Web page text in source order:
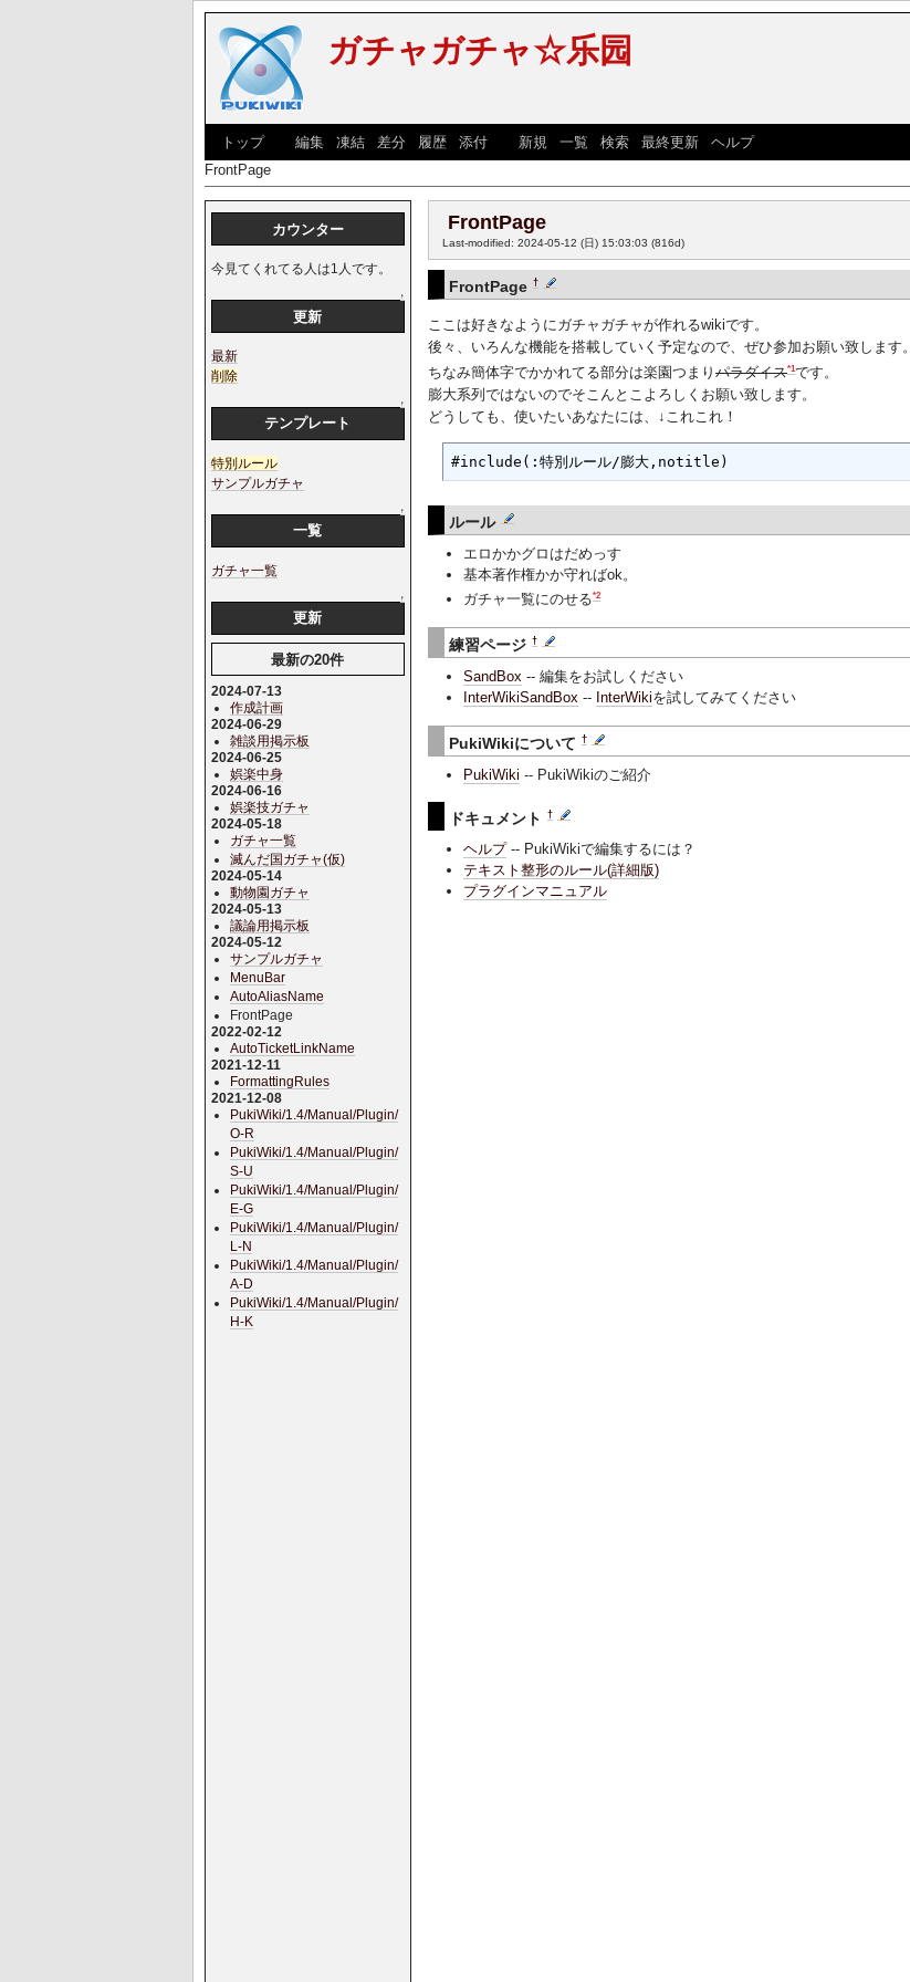
ガチャガチャ☆乐园
トップ] [ 編集| 凍結| 差分 履歴| 添付] [ 新規 一覧 検索| 最終更新| ヘルプ]
FrontPage
FrontPage
Last-modified: 2024-05-12 (日) 15:03:03 (816d)
FrontPage †
ここは好きなようにガチャガチャが作れるwikiです。
後々、いろんな機能を搭載していく予定なので、ぜひ参加お願い致します。
ちなみ簡体字でかかれてる部分は楽園つまり パラダイス*1 です。
膨大系列ではないのでそこんとこよろしくお願い致します。
どうしても、使いたいあなたには、↓これこれ！
#include(:特別ルール/膨大,notitle)
ルール
エロかかグロはだめっす
基本著作権かか守ればok。
ガチャ一覧にのせる*2
練習ページ †
SandBox -- 編集をお試しください
InterWikiSandBox -- InterWikiを試してみてください
PukiWikiについて †
PukiWiki -- PukiWikiのご紹介
ドキュメント †
ヘルプ-- PukiWikiで編集するには？
テキスト整形のルール(詳細版)
プラグインマニュアル
カウンター
今見てくれてる人は1人です。
↑
更新
最新
削除
↑
テンプレート
特別ルール
サンプルガチャ
↑
一覧
ガチャ一覧
↑
更新
最新の20件
2024-07-13
作成計画
2024-06-29
雑談用掲示板
2024-06-25
娯楽中身
2024-06-16
娯楽技ガチャ
2024-05-18
ガチャ一覧
滅んだ国ガチャ(仮)
2024-05-14
動物園ガチャ
2024-05-13
議論用掲示板
2024-05-12
サンプルガチャ
MenuBar
AutoAliasName
FrontPage
2022-02-12
AutoTicketLinkName
2021-12-11
FormattingRules
2021-12-08
PukiWiki/1.4/Manual/Plugin/
O-R
PukiWiki/1.4/Manual/Plugin/
S-U
PukiWiki/1.4/Manual/Plugin/
E-G
PukiWiki/1.4/Manual/Plugin/
L-N
PukiWiki/1.4/Manual/Plugin/
A-D
PukiWiki/1.4/Manual/Plugin/
H-K